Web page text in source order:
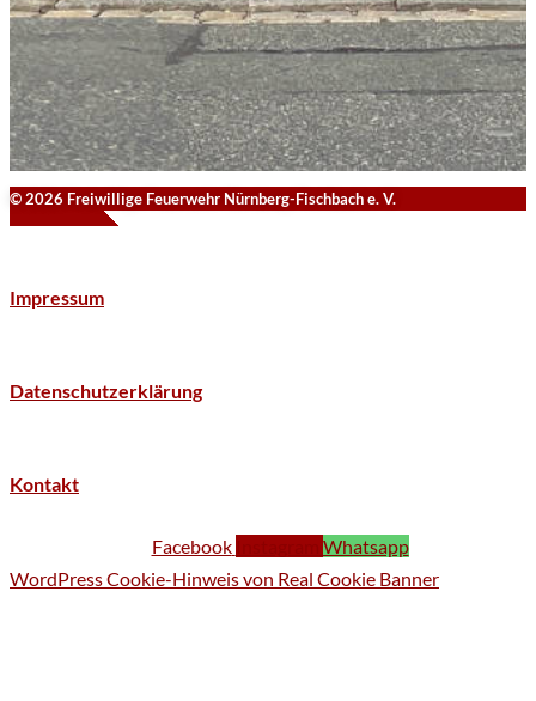
© 2026 Freiwillige Feuerwehr Nürnberg-Fischbach e. V.
Impressum
Datenschutzerklärung
Kontakt
Facebook
Whatsapp
WordPress Cookie-Hinweis von Real Cookie Banner